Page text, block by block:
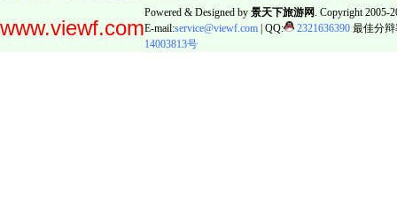
www.viewf.com
Powered & Designed by 景天下旅游网 . Copyright 2005-
E-mail:service@viewf.com | QQ: 2321636390 最佳分
14003813号